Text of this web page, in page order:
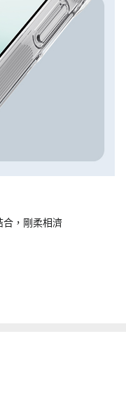
合，剛柔相濟